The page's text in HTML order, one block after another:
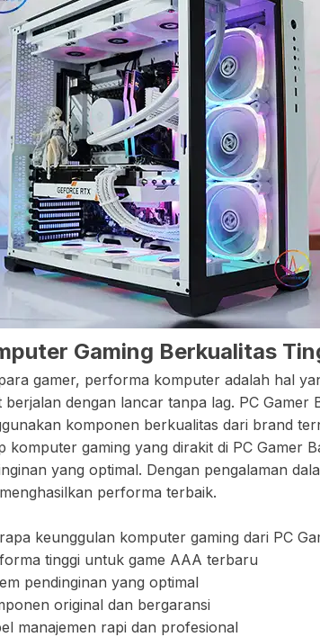
Gaming Berkualitas
gamer, performa komputer adalah hal
berjalan dengan lancar tanpa lag. PC
komponen berkualitas dari brand
komputer gaming yang dirakit di PC Gamer
yang optimal. Dengan pengalaman
performa terbaik.
keunggulan komputer gaming dari PC
tinggi untuk game AAA terbaru
pendinginan yang optimal
original dan bergaransi
manajemen rapi dan profesional